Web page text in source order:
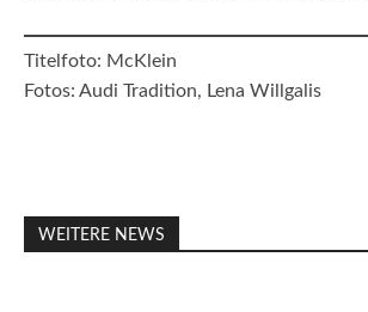
Titelfoto: McKlein
Fotos: Audi Tradition, Lena Willgalis
WEITERE NEWS